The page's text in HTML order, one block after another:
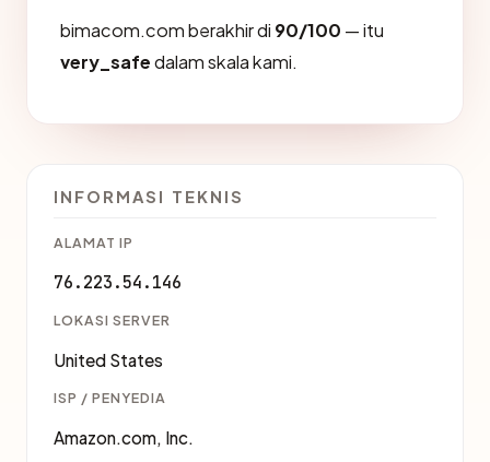
bimacom.com berakhir di 90/100 — itu
very_safedalam skala kami.
INFORMASI TEKNIS
ALAMAT IP
76.223.54.146
LOKASI SERVER
United States
ISP / PENYEDIA
Amazon.com, Inc.